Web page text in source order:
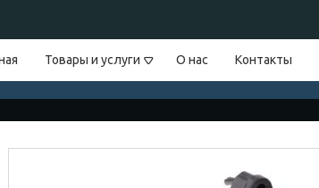
Товары и услуги О нас Контакты